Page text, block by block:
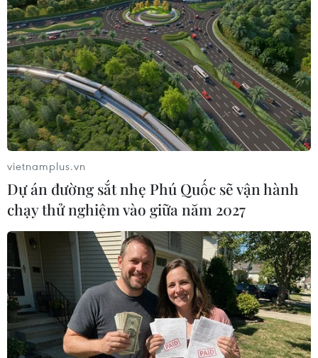
David Kenjah song ca cùng Hồng Ngọc trong một ca khúc do
anh sáng tác trong thời gian sống tại Việt Nam. (Ảnh:
PV/Vietnam+)
vietnamplus.vn
Dự án đường sắt nhẹ Phú Quốc sẽ vận hành
chạy thử nghiệm vào giữa năm 2027